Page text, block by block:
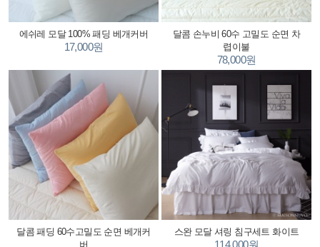
에쉬레 모달 100% 패딩 베개커버
17,000원
달콤 손누비 60수 고밀도 순면 차
렵이불
78,000원
달콤 패딩 60수고밀도 순면 베개커
버
스완 모달 셔링 침구세트 화이트
114,000원